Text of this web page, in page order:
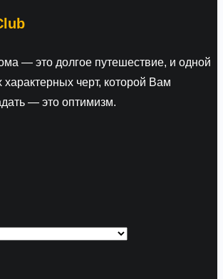
— это долгое путешествие, и одной
черт, которой Вам
— это оптимизм.